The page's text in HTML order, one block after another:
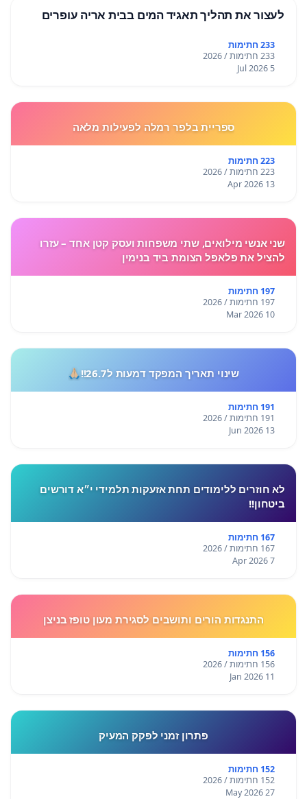
לעצור את תהליך תאגיד המים בבית אריה עופרים
233 חתימות
233 חתימות / 2026
5 Jul 2026
ספריית בלפר רמלה לפעילות מלאה
223 חתימות
223 חתימות / 2026
13 Apr 2026
שני אנשי מילואים, שתי משפחות ועסק קטן אחד – עזרו
להציל את פלאפל הצומת ביד בנימין
197 חתימות
197 חתימות / 2026
10 Mar 2026
שינוי תאריך המפקד דמעות ל26.7!!🙏🏼
191 חתימות
191 חתימות / 2026
13 Jun 2026
לא חוזרים ללימודים תחת אזעקות תלמידי י״א דורשים
ביטחון!!
167 חתימות
167 חתימות / 2026
7 Apr 2026
התנגדות הורים ותושבים לסגירת מעון טופז בניצן
156 חתימות
156 חתימות / 2026
11 Jan 2026
פתרון זמני לפקק המעיק
152 חתימות
152 חתימות / 2026
27 May 2026